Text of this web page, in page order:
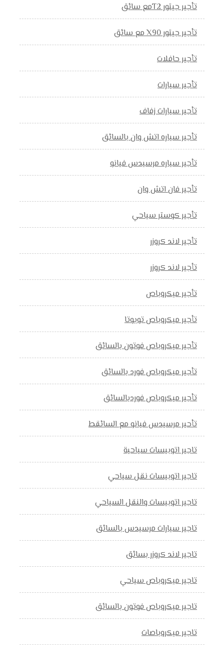
تأجير جيتور T2مع سائق
تأجير جيتور X90 مع سائق
تأجير حافلات
تأجير سيارات
تأجير سيارات زفاف
تأجير سياره اتش وان بالسائق
تأجير سياره مرسيدس فيانو
تأجير فان اتش وان
تأجير كوستر سياحي
تأجير لاند كروزر
تأجير لاند كروزر
تأجير ميكروباص
تأجير ميكروباص تويوتا
تأجير ميكروباص فوتون بالسائق
تأجير ميكروباص فورد بالسائق
تأجير ميكروباص فوردبالسائق
تأحير مرسيدس فيانو مع السائقط
تاجير اتوبيسات سياحية
تاجير اتوبيسات نقل سياحي
تاجير اتوبيسات والنقل السياحي
تاجير سيارات مرسيدس بالسائق
تاجير لاند كروزر بسائق
تاجير ميكروباص سياحي
تاجير ميكروباص فوتون بالسائق
تاجير ميكروباصات